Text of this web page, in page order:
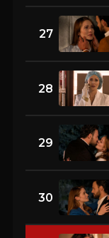
27
28
29
30